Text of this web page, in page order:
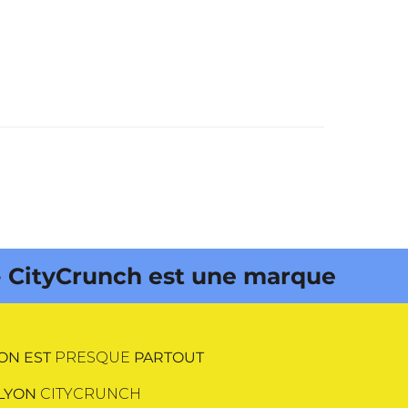
est une marque déposée •
EST PRESQUE PARTOUT
CITYCRUNCH